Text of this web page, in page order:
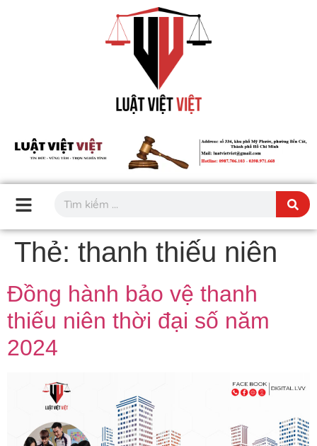
Thẻ: thanh thiếu niên
Đồng hành bảo vệ thanh
thiếu niên thời đại số năm
2024